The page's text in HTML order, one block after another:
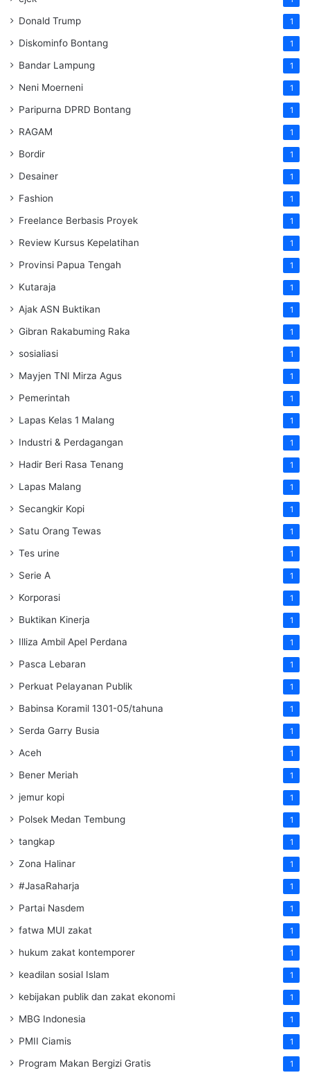
Donald Trump 1
Diskominfo Bontang 1
Bandar Lampung 1
Neni Moerneni 1
Paripurna DPRD Bontang 1
RAGAM 1
Bordir 1
Desainer 1
Fashion 1
Freelance Berbasis Proyek 1
Review Kursus Kepelatihan 1
Provinsi Papua Tengah 1
Kutaraja 1
Ajak ASN Buktikan 1
Gibran Rakabuming Raka 1
sosialiasi 1
Mayjen TNI Mirza Agus 1
Pemerintah 1
Lapas Kelas 1 Malang 1
Industri & Perdagangan 1
Hadir Beri Rasa Tenang 1
Lapas Malang 1
Secangkir Kopi 1
Satu Orang Tewas 1
Tes urine 1
Serie A 1
Korporasi 1
Buktikan Kinerja 1
Illiza Ambil Apel Perdana 1
Pasca Lebaran 1
Perkuat Pelayanan Publik 1
Babinsa Koramil 1301-05/tahuna 1
Serda Garry Busia 1
Aceh 1
Bener Meriah 1
jemur kopi 1
Polsek Medan Tembung 1
tangkap 1
Zona Halinar 1
#JasaRaharja 1
Partai Nasdem 1
fatwa MUI zakat 1
hukum zakat kontemporer 1
keadilan sosial Islam 1
kebijakan publik dan zakat ekonomi 1
MBG Indonesia 1
PMII Ciamis 1
Program Makan Bergizi Gratis 1